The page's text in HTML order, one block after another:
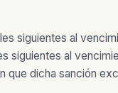
siguientes al
siguientes al
que dicha sanción